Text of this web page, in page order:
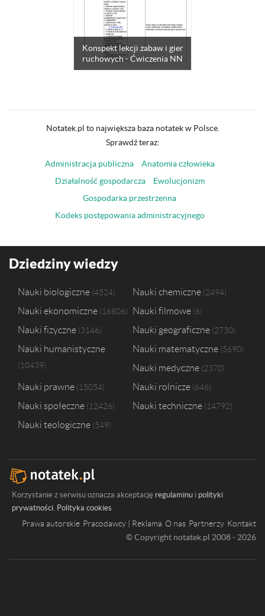
Konspekt lekcji zabaw i gier
ruchowych - Ćwiczenia NN
Notatek.pl to największa baza notatek w Polsce.
Sprawdź teraz:
Administracja publiczna
Anatomia człowieka
Działalność gospodarcza
Ewolucjonizm
Gospodarka przestrzenna
Kodeks postępowania administracyjnego
Dziedziny wiedzy
Nauki biologiczne 4524 Nauki chemiczne 2494
Nauki ekonomiczne 16806 Nauki filmowe 6
Nauki fizyczne 3146 Nauki geograficzne 2730
Nauki humanistyczne
10439
Nauki matematyczne 5690
Nauki medyczne 2370
Nauki prawne 15054 Nauki rolnicze 646
Nauki społeczne 12426 Nauki techniczne 14792
Nauki teologiczne 549
Korzystanie z serwisu oznacza akceptację regulaminu i polityki
prywatności. Polityka cookies
Prawa autorskie Pracodawcy | Reklama O nas Partnerzy Kontakt
© Copyright notatek.pl 2008 - 2026